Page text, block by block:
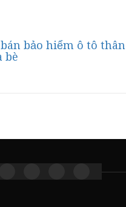
bảo hiểm ô tô thân
bè